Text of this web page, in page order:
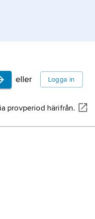
eller Logga in
provperiod härifrån.